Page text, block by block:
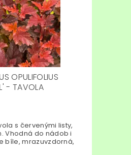
OPULIFOLIUS
- TAVOLA
s červenými listy,
Vhodná do nádob i
bíle, mrazuvzdorná,